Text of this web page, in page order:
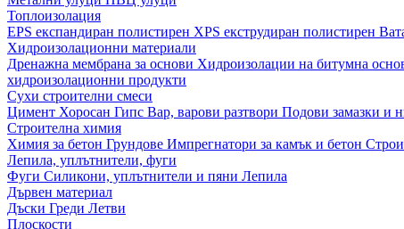
Топлоизолация
EPS експандиран полистирен XPS екструдиран полистирен
Хидроизолационни материали
Дренажна мембрана за основи Хидроизолации на битумна
хидроизолационни продукти
Сухи строителни смеси
Цимент Хоросан Гипс Вар, варови разтвори Подови замазки и
Строителна химия
Химия за бетон Грундове Импрегнатори за камък и бетон
Лепила, уплътнители, фуги
Фуги Силикони, уплътнители и пяни Лепила
Дървен материал
Дъски Греди Летви
Плоскости